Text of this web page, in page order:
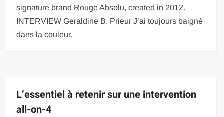
signature brand Rouge Absolu, created in 2012.
INTERVIEW Geraldine B. Prieur J’ai toujours baigné
dans la couleur.
L’essentiel à retenir sur une intervention
all-on-4